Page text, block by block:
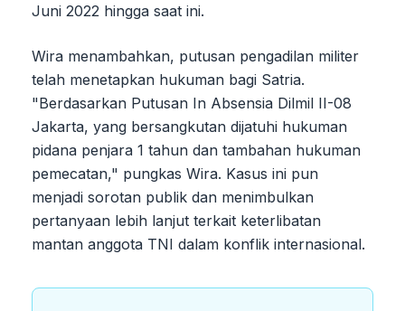
Juni 2022 hingga saat ini.
Wira menambahkan, putusan pengadilan militer
telah menetapkan hukuman bagi Satria.
"Berdasarkan Putusan In Absensia Dilmil II-08
Jakarta, yang bersangkutan dijatuhi hukuman
pidana penjara 1 tahun dan tambahan hukuman
pemecatan," pungkas Wira. Kasus ini pun
menjadi sorotan publik dan menimbulkan
pertanyaan lebih lanjut terkait keterlibatan
mantan anggota TNI dalam konflik internasional.